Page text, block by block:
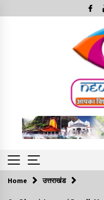
to
Trending Now
Home उत्तराखंड